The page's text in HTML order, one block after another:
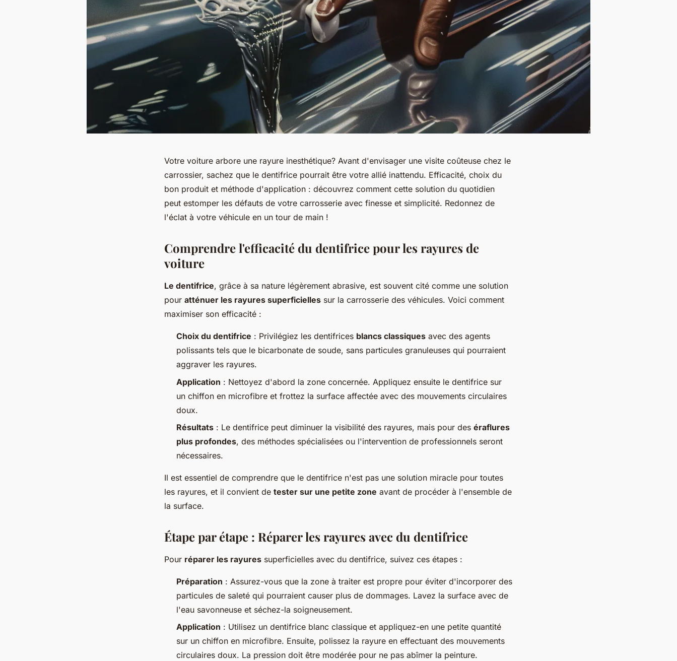
Votre voiture arbore une rayure inesthétique? Avant d'envisager une visite coûteuse chez le
carrossier, sachez que le dentifrice pourrait être votre allié inattendu. Efficacité, choix du
bon produit et méthode d'application : découvrez comment cette solution du quotidien
peut estomper les défauts de votre carrosserie avec finesse et simplicité. Redonnez de
l'éclat à votre véhicule en un tour de main !
Comprendre l'efficacité du dentifrice pour les rayures de
voiture
Le dentifrice, grâce à sa nature légèrement abrasive, est souvent cité comme une solution
pour atténuer les rayures superficielles sur la carrosserie des véhicules. Voici comment
maximiser son efficacité :
Choix du dentifrice : Privilégiez les dentifrices blancs classiques avec des agents
polissants tels que le bicarbonate de soude, sans particules granuleuses qui pourraient
aggraver les rayures.
Application : Nettoyez d'abord la zone concernée. Appliquez ensuite le dentifrice sur
un chiffon en microfibre et frottez la surface affectée avec des mouvements circulaires
doux.
Résultats : Le dentifrice peut diminuer la visibilité des rayures, mais pour des éraflures
plus profondes, des méthodes spécialisées ou l'intervention de professionnels seront
nécessaires.
Il est essentiel de comprendre que le dentifrice n'est pas une solution miracle pour toutes
les rayures, et il convient de tester sur une petite zone avant de procéder à l'ensemble de
la surface.
Étape par étape : Réparer les rayures avec du dentifrice
Pour réparer les rayures superficielles avec du dentifrice, suivez ces étapes :
Préparation : Assurez-vous que la zone à traiter est propre pour éviter d'incorporer des
particules de saleté qui pourraient causer plus de dommages. Lavez la surface avec de
l'eau savonneuse et séchez-la soigneusement.
Application : Utilisez un dentifrice blanc classique et appliquez-en une petite quantité
sur un chiffon en microfibre. Ensuite, polissez la rayure en effectuant des mouvements
circulaires doux. La pression doit être modérée pour ne pas abîmer la peinture.